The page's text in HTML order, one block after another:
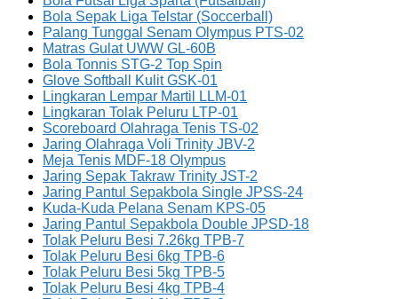
Bola Sepak Liga Telstar (Soccerball)
Palang Tunggal Senam Olympus PTS-02
Matras Gulat UWW GL-60B
Bola Tonnis STG-2 Top Spin
Glove Softball Kulit GSK-01
Lingkaran Lempar Martil LLM-01
Lingkaran Tolak Peluru LTP-01
Scoreboard Olahraga Tenis TS-02
Jaring Olahraga Voli Trinity JBV-2
Meja Tenis MDF-18 Olympus
Jaring Sepak Takraw Trinity JST-2
Jaring Pantul Sepakbola Single JPSS-24
Kuda-Kuda Pelana Senam KPS-05
Jaring Pantul Sepakbola Double JPSD-18
Tolak Peluru Besi 7.26kg TPB-7
Tolak Peluru Besi 6kg TPB-6
Tolak Peluru Besi 5kg TPB-5
Tolak Peluru Besi 4kg TPB-4